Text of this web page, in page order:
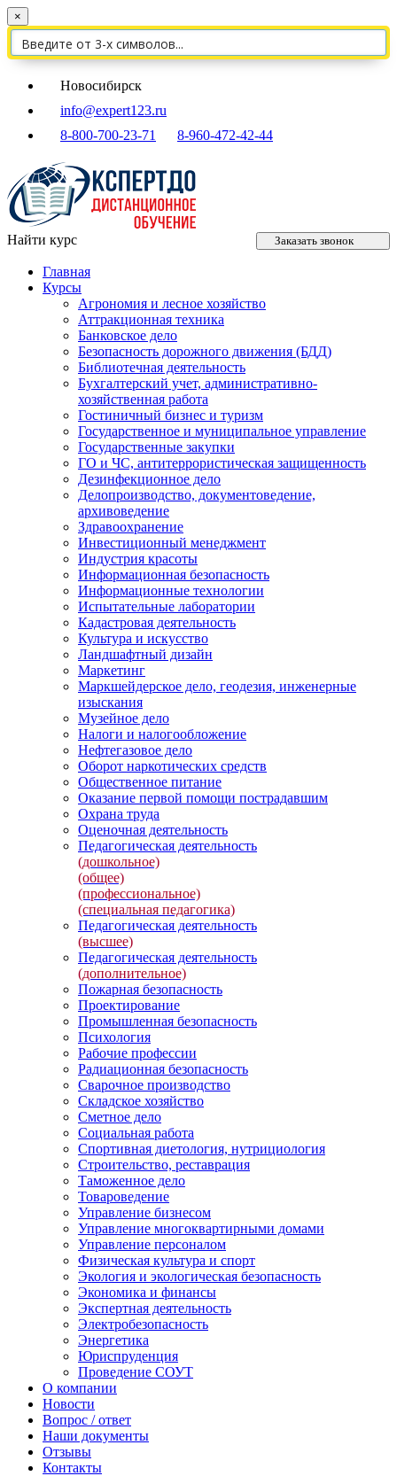
×
Новосибирск
info@expert123.ru
8-800-700-23-71
8-960-472-42-44
Найти курс Заказать звонок
Главная
Курсы
Агрономия и лесное хозяйство
Аттракционная техника
Банковское дело
Безопасность дорожного движения (БДД)
Библиотечная деятельность
Бухгалтерский учет, административно-
хозяйственная работа
Гостиничный бизнес и туризм
Государственное и муниципальное управление
Государственные закупки
ГО и ЧС, антитеррористическая защищенность
Дезинфекционное дело
Делопроизводство, документоведение,
архивоведение
Здравоохранение
Инвестиционный менеджмент
Индустрия красоты
Информационная безопасность
Информационные технологии
Испытательные лаборатории
Кадастровая деятельность
Культура и искусство
Ландшафтный дизайн
Маркетинг
Маркшейдерское дело, геодезия, инженерные
изыскания
Музейное дело
Налоги и налогообложение
Нефтегазовое дело
Оборот наркотических средств
Общественное питание
Оказание первой помощи пострадавшим
Охрана труда
Оценочная деятельность
Педагогическая деятельность
(дошкольное)
(общее)
(профессиональное)
(специальная педагогика)
Педагогическая деятельность
(высшее)
Педагогическая деятельность
(дополнительное)
Пожарная безопасность
Проектирование
Промышленная безопасность
Психология
Рабочие профессии
Радиационная безопасность
Сварочное производство
Складское хозяйство
Сметное дело
Социальная работа
Спортивная диетология, нутрициология
Строительство, реставрация
Таможенное дело
Товароведение
Управление бизнесом
Управление многоквартирными домами
Управление персоналом
Физическая культура и спорт
Экология и экологическая безопасность
Экономика и финансы
Экспертная деятельность
Электробезопасность
Энергетика
Юриспруденция
Проведение СОУТ
О компании
Новости
Вопрос / ответ
Наши документы
Отзывы
Контакты